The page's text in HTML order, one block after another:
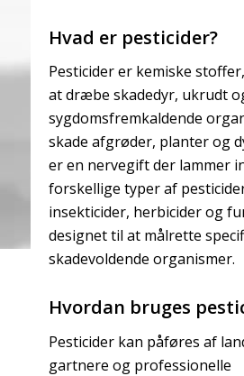
Hvad er pesticider?
Pesticider er kemiske
at dræbe skadedyr, ukrudt
sygdomsfremkaldende
skade afgrøder, planter og
er en nervegift der lammer
forskellige typer af
insekticider, herbicider og
designet til at målrette
skadevoldende organismer.
Hvordan bruges
Pesticider kan påføres af
gartnere og professionelle